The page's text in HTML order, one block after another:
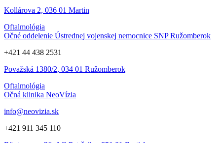
Kollárova 2, 036 01 Martin
Oftalmológia
Očné oddelenie Ústrednej vojenskej nemocnice SNP Ružomberok
+421 44 438 2531
Považská 1380/2, 034 01 Ružomberok
Oftalmológia
Očná klinika NeoVízia
info@neovizia.sk
+421 911 345 110